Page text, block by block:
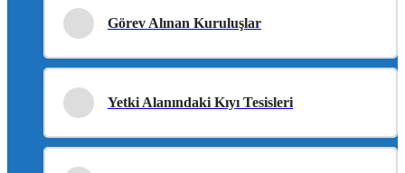
Görev Alınan Kuruluşlar
Yetki Alanındaki Kıyı Tesisleri